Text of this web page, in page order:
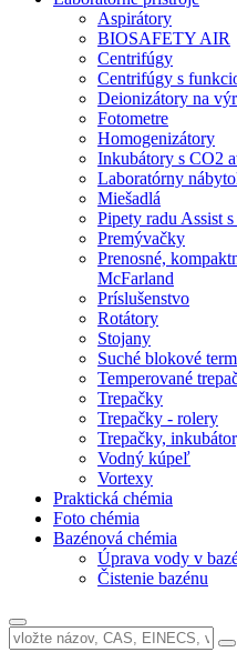
Aspirátory
BIOSAFETY AIR
Centrifúgy
Centrifúgy s
Deionizátory na
Fotometre
Homogenizátory
Inkubátory s CO2
Laboratórny
Miešadlá
Pipety radu Assist
Premývačky
Prenosné,
McFarland
Príslušenstvo
Rotátory
Stojany
Suché blokové
Temperované
Trepačky
Trepačky - rolery
Trepačky,
Vodný kúpeľ
Vortexy
Praktická chémia
Foto chémia
Bazénová chémia
Úprava vody v
Čistenie bazénu